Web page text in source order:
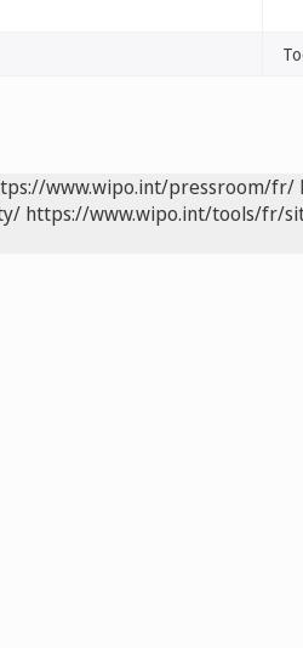
www.wipo.int/pressroom/fr/
https://www.wipo.int/tools/fr/